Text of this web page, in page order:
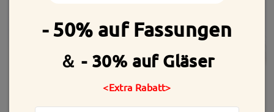
MEHR ANZEIGEN
- 50% auf Fassungen
＆ - 30% auf Gläser
<Extra Rabatt>